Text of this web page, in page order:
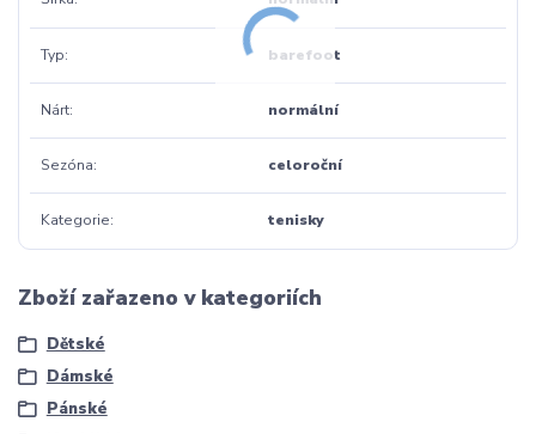
Typ barefoot
Nárt normální
Sezóna celoroční
Kategorie tenisky
Zboží zařazeno v kategoriích
Dětské
Dámské
Pánské